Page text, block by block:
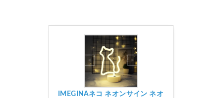
IMEGINAネコ ネオンサイン ネオ